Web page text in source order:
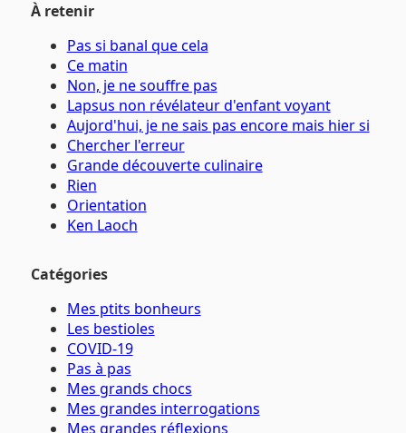
À retenir
Pas si banal que cela
Ce matin
Non, je ne souffre pas
Lapsus non révélateur d'enfant voyant
Aujord'hui, je ne sais pas encore mais hier si
Chercher l'erreur
Grande découverte culinaire
Rien
Orientation
Ken Laoch
Catégories
Mes ptits bonheurs
Les bestioles
COVID-19
Pas à pas
Mes grands chocs
Mes grandes interrogations
Mes grandes réflexions